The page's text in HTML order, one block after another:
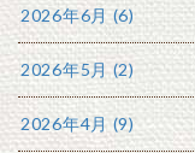
2026年6月 (6)
2026年5月 (2)
2026年4月 (9)